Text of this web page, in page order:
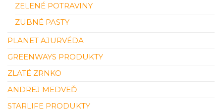
ZELENÉ POTRAVINY
ZUBNÉ PASTY
PLANET AJURVÉDA
GREENWAYS PRODUKTY
ZLATÉ ZRNKO
ANDREJ MEDVEĎ
STARLIFE PRODUKTY